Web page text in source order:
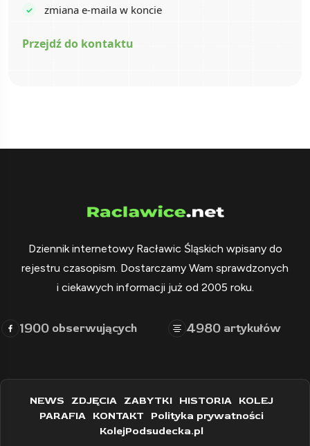
zmiana e-maila w koncie
Przejdź do kontaktu
Dziennik internetowy Racławic Śląskich wpisany do
rejestru czasopism. Dostarczamy Wam sprawdzonych
i ciekawych informacji już od 2005 roku.
1900 obserwujących 4980 artykułów
NEWS ZDJĘCIA ZABYTKI HISTORIA KOLEJ
PARAFIA KONTAKT Polityka prywatności
KolejPodsudecka.pl